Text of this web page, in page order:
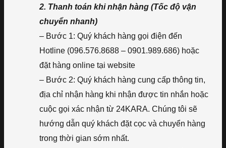
2. Thanh toán khi nhận hàng (Tốc độ vận
chuyển nhanh)
– Bước 1: Quý khách hàng gọi điện đến
Hotline (096.576.8688 – 0901.989.686) hoặc
đặt hàng online tại website
– Bước 2: Quý khách hàng cung cấp thông tin,
địa chỉ nhận hàng khi nhận được tin nhắn hoặc
cuộc gọi xác nhận từ 24KARA. Chúng tôi sẽ
hướng dẫn quý khách đặt cọc và chuyển hàng
trong thời gian sớm nhất.